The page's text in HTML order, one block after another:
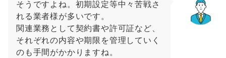
そうですよね。初期設定等中々苦戦さ
れる業者様が多いです。
関連業務として契約書や許可証など、
それぞれの内容や期限を管理していく
のも手間がかかりますね。